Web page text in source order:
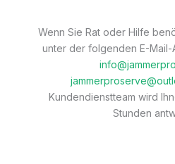
Wenn Sie Rat oder Hilfe
unter der folgenden E-
Kundendienstteam wird
Stunden